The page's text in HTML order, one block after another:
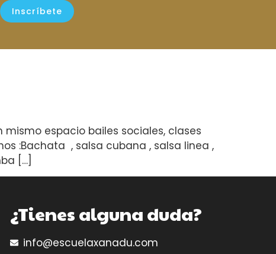
Inscríbete
mismo espacio bailes sociales, clases
:Bachata , salsa cubana , salsa linea ,
[…]
¿Tienes alguna duda?
info@escuelaxanadu.com